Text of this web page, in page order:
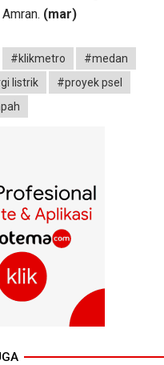
(mar)
#klikmetro
#medan
listrik
#proyek psel